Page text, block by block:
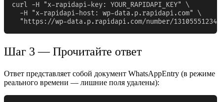
curl -H "x-rapidapi-key: YOUR_RAPIDAPI_KEY" \
  -H "x-rapidapi-host: wp-data.p.rapidapi.com" \
  "https://wp-data.p.rapidapi.com/number/13105551234"
Шаг 3 — Прочитайте ответ
Ответ представляет собой документ WhatsAppEntry (в режиме
реального времени — лишние поля удалены):